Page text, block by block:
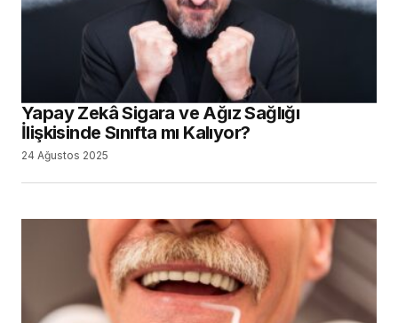
Yapay Zekâ Sigara ve Ağız Sağlığı
İlişkisinde Sınıfta mı Kalıyor?
24 Ağustos 2025